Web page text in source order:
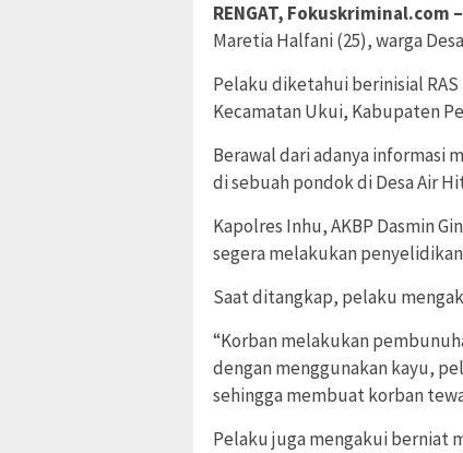
RENGAT, Fokuskriminal.com –
Maretia Halfani (25), warga
Pelaku diketahui berinisial
Kecamatan Ukui, Kabupaten
Berawal dari adanya informasi
di sebuah pondok di Desa Air
Kapolres Inhu, AKBP Dasmin
segera melakukan
Saat ditangkap, pelaku
“Korban melakukan
dengan menggunakan kayu,
sehingga membuat korban
Pelaku juga mengakui berniat